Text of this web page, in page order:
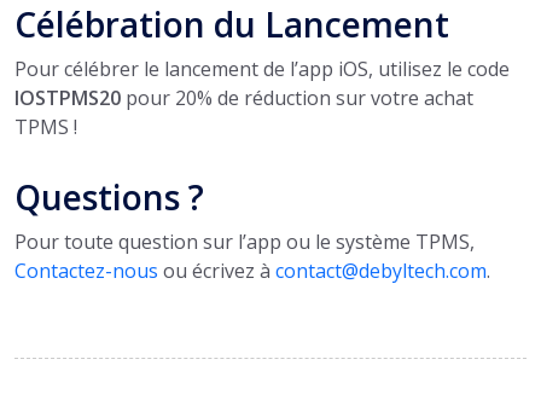
Célébration du Lancement
Pour célébrer le lancement de l’app iOS, utilisez le code
IOSTPMS20 pour 20% de réduction sur votre achat
TPMS !
Questions ?
Pour toute question sur l’app ou le système TPMS,
Contactez-nous ou écrivez à contact@debyltech.com.